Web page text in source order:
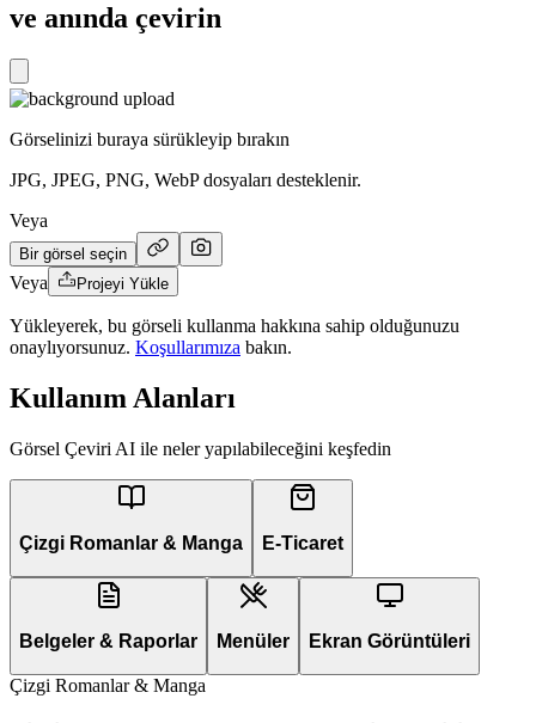
ve anında çevirin
Görselinizi buraya sürükleyip bırakın
JPG, JPEG, PNG, WebP dosyaları desteklenir.
Veya
Bir görsel seçin
Veya Projeyi Yükle
Yükleyerek, bu görseli kullanma hakkına sahip olduğunuzu
onaylıyorsunuz. Koşullarımıza bakın.
Kullanım Alanları
Görsel Çeviri AI ile neler yapılabileceğini keşfedin
Çizgi Romanlar & Manga E-Ticaret
Belgeler & Raporlar Menüler Ekran Görüntüleri
Çizgi Romanlar & Manga